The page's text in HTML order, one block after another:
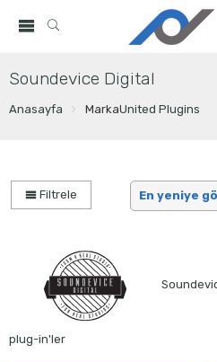
Soundevice Digital
Anasayfa MarkaUnited Plugins
Filtrele
plug-in'ler